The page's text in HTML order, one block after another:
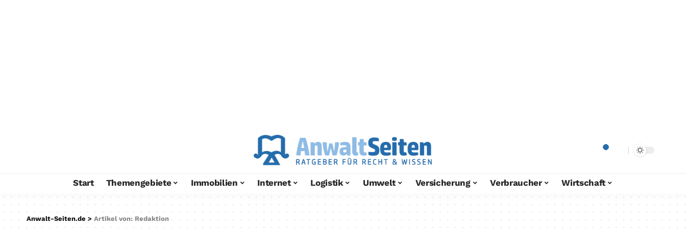
Start Themengebiete Immobilien Internet Logistik Umwelt Versicherung Verbraucher Wirtschaft
Anwalt-Seiten.de > Artikel von: Redaktion